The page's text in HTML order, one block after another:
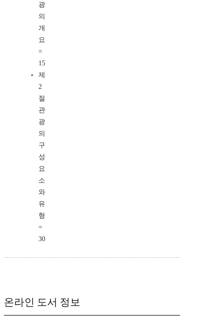
광
의
개
요
=
15
제
2
절
관
광
의
구
성
요
소
와
유
형
=
30
온라인 도서 정보